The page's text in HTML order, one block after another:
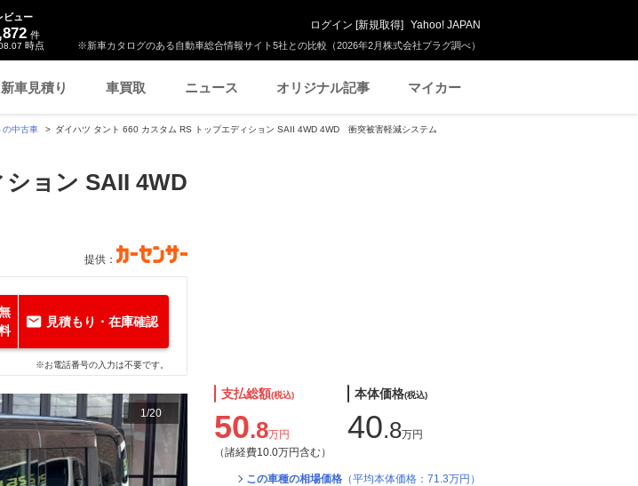
※新車カタログのある自動車総合情報サイト5社との比較（2026年2月株式会社プラグ調べ）
ビュー
件
時点
ログイン [新規取得] Yahoo! JAPAN
新車見積り 車買取 ニュース オリジナル記事 マイカー
の中古車 ダイハツ タント 660 カスタム RS トップエディション SAII 4WD 4WD 衝突被害軽減システム
ョン SAII 4WD
提供：
見積もり・在庫確認
※お電話番号の入力は不要です。
1/20
支払総額(税込)
50.8万円
（諸経費10.0万円含む）
本体価格(税込)
40.8万円
この車種の相場価格 （平均本体価格：71.3万円）